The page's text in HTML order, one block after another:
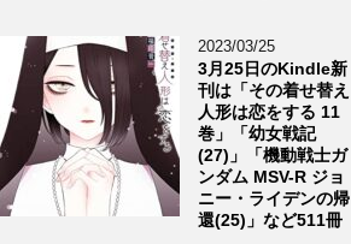
2023/03/25
3月25日のKindle新
刊は「その着せ替え
人形は恋をする 11
巻」「幼女戦記
(27)」「機動戦士ガ
ンダム MSV-R ジョ
ニー・ライデンの帰
還(25)」など511冊